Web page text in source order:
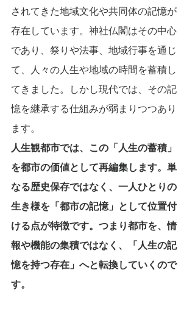
されてきた地域文化や共同体の記憶が
存在しています。神社仏閣はその中心
であり、祭りや法事、地域行事を通じ
て、人々の人生や地域の時間を蓄積し
てきました。しかし現代では、その記
憶を継承する仕組みが弱まりつつあり
ます。
人生観都市では、この「人生の蓄積」
を都市の価値として再編集します。単
なる歴史保存ではなく、一人ひとりの
生き様を「都市の記憶」として位置付
ける点が特徴です。つまり都市を、情
報や機能の集積ではなく、「人生の記
憶を持つ存在」へと転換していくので
す。